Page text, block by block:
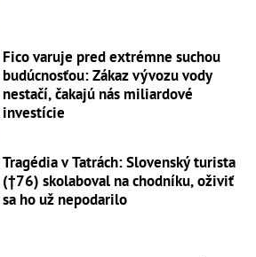
Fico varuje pred extrémne suchou
budúcnosťou: Zákaz vývozu vody
nestačí, čakajú nás miliardové
investície
Tragédia v Tatrách: Slovenský turista
(†76) skolaboval na chodníku, oživiť
sa ho už nepodarilo